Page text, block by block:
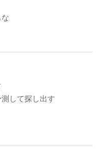
して探し出す